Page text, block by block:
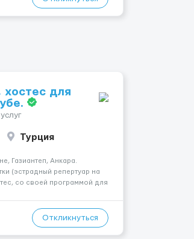
хостес для
Турция
Газиантеп, Анкара.
(эстрадный репертуар на
со своей программой для
Высокая зарплат...
Откликнуться